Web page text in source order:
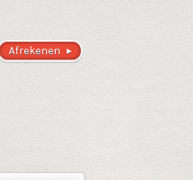
Afrekenen